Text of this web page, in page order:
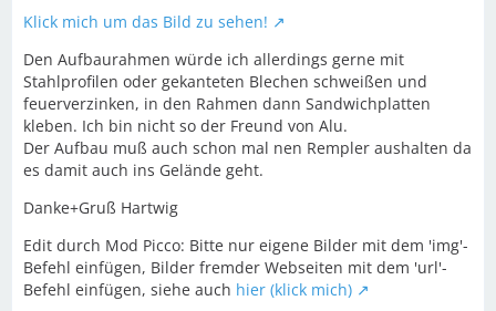
Klick mich um das Bild zu sehen!
Den Aufbaurahmen würde ich allerdings gerne mit
Stahlprofilen oder gekanteten Blechen schweißen und
feuerverzinken, in den Rahmen dann Sandwichplatten
kleben. Ich bin nicht so der Freund von Alu.
Der Aufbau muß auch schon mal nen Rempler aushalten da
es damit auch ins Gelände geht.
Danke+Gruß Hartwig
Edit durch Mod Picco: Bitte nur eigene Bilder mit dem 'img'-
Befehl einfügen, Bilder fremder Webseiten mit dem 'url'-
Befehl einfügen, siehe auch hier (klick mich)